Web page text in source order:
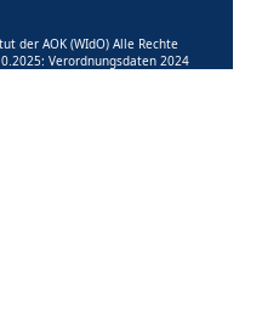
der AOK (WIdO) Alle Rechte
Verordnungsdaten 2024